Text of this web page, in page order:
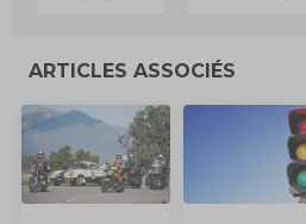
ARTICLES ASSOCIÉS